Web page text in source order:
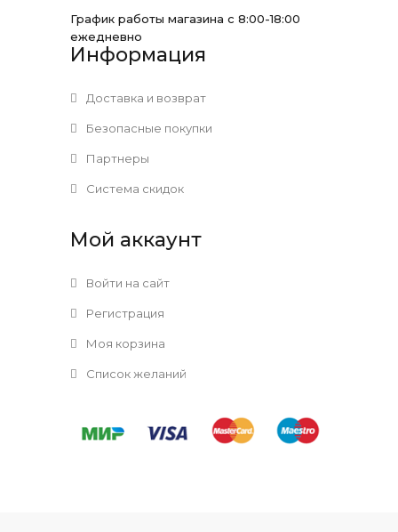
График работы магазина с 8:00-18:00
ежедневно
Информация
Доставка и возврат
Безопасные покупки
Партнеры
Система скидок
Мой аккаунт
Войти на сайт
Регистрация
Моя корзина
Список желаний